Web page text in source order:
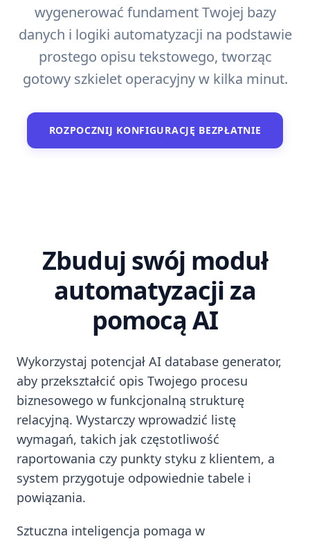
wygenerować fundament Twojej bazy
danych i logiki automatyzacji na podstawie
prostego opisu tekstowego, tworząc
gotowy szkielet operacyjny w kilka minut.
ROZPOCZNIJ KONFIGURACJĘ BEZPŁATNIE
Zbuduj swój moduł
automatyzacji za
pomocą AI
Wykorzystaj potencjał AI database generator,
aby przekształcić opis Twojego procesu
biznesowego w funkcjonalną strukturę
relacyjną. Wystarczy wprowadzić listę
wymagań, takich jak częstotliwość
raportowania czy punkty styku z klientem, a
system przygotuje odpowiednie tabele i
powiązania.
Sztuczna inteligencja pomaga w